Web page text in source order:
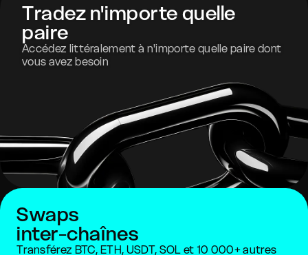
Tradez n'importe quelle
paire
Accédez littéralement à n'importe quelle paire dont
vous avez besoin
Swaps
inter-chaînes
Transférez BTC, ETH, USDT, SOL et 10 000+ autres